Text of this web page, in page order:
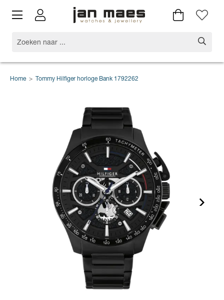
Home > Tommy Hilfiger horloge Bank 1792262